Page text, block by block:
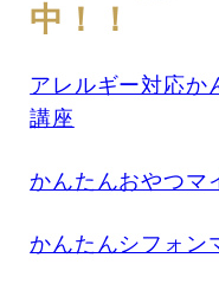
中！！
アレルギー対応か
講座
かんたんおやつマ
かんたんシフォン